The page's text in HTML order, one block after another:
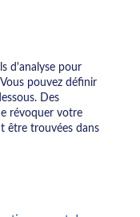
d'analyse pour
Vous pouvez définir
Des
révoquer votre
être trouvées dans